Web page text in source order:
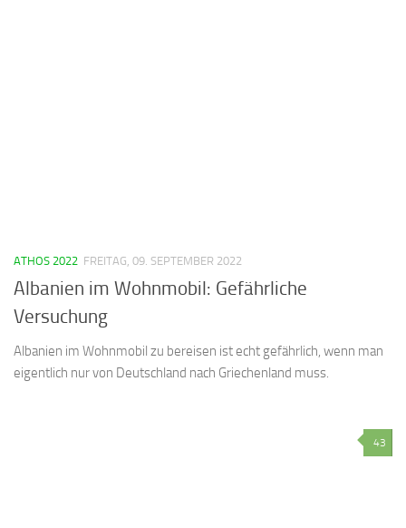
ATHOS 2022 FREITAG, 09. SEPTEMBER 2022
Albanien im Wohnmobil: Gefährliche
Versuchung
Albanien im Wohnmobil zu bereisen ist echt gefährlich, wenn man
eigentlich nur von Deutschland nach Griechenland muss.
43